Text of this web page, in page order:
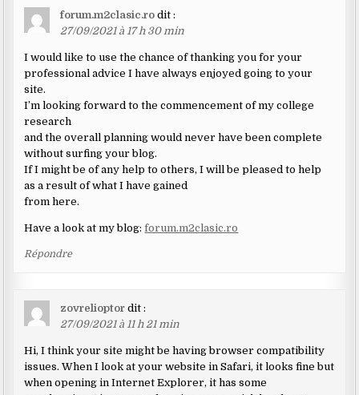
forum.m2clasic.ro dit :
27/09/2021 à 17 h 30 min
I would like to use the chance of thanking you for your
professional advice I have always enjoyed going to your
site.
I’m looking forward to the commencement of my college
research
and the overall planning would never have been complete
without surfing your blog.
If I might be of any help to others, I will be pleased to help
as a result of what I have gained
from here.
Have a look at my blog:forum.m2clasic.ro
Répondre
zovrelioptor dit :
27/09/2021 à 11 h 21 min
Hi, I think your site might be having browser compatibility
issues. When I look at your website in Safari, it looks fine but
when opening in Internet Explorer, it has some